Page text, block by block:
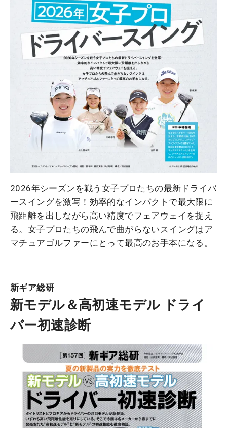
2026年シーズンを戦う女子プロたちの最新ドライバ
ースイングを激写！効率的なインパクトで最大限に
飛距離を出しながら高い精度でフェアウェイを捉え
る。女子プロたちの飛んで曲がらないスイングはア
マチュアゴルファーにとって最高のお手本になる。
新ギア総研
新モデル＆高初速モデル ドライ
バー初速診断